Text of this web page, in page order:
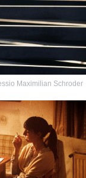
Maximilian Schroder